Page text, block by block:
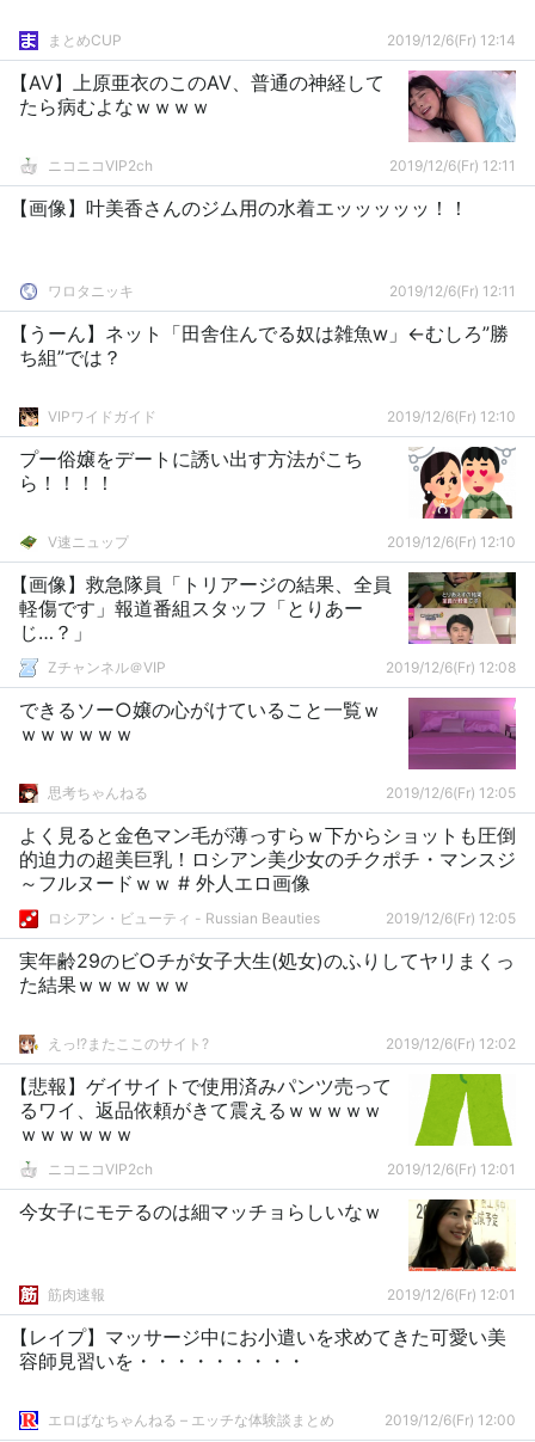
まとめCUP 2019/12/6(Fr) 12:14
【AV】上原亜衣のこのAV、普通の神経して
たら病むよなｗｗｗｗ
ニコニコVIP2ch 2019/12/6(Fr) 12:11
【画像】叶美香さんのジム用の水着エッッッッッ！！
ワロタニッキ 2019/12/6(Fr) 12:11
【うーん】ネット「田舎住んでる奴は雑魚w」←むしろ”勝
ち組”では？
VIPワイドガイド 2019/12/6(Fr) 12:10
プー俗嬢をデートに誘い出す方法がこち
ら！！！！
V速ニュップ 2019/12/6(Fr) 12:10
【画像】救急隊員「トリアージの結果、全員
軽傷です」報道番組スタッフ「とりあー
じ…？」
Zチャンネル＠VIP 2019/12/6(Fr) 12:08
できるソー○嬢の心がけていること一覧ｗ
ｗｗｗｗｗｗ
思考ちゃんねる 2019/12/6(Fr) 12:05
よく見ると金色マン毛が薄っすらｗ下からショットも圧倒
的迫力の超美巨乳！ロシアン美少女のチクポチ・マンスジ
～フルヌードｗｗ # 外人エロ画像
ロシアン・ビューティ - Russian Beauties 2019/12/6(Fr) 12:05
実年齢29のビ○チが女子大生(処女)のふりしてヤリまくっ
た結果ｗｗｗｗｗｗ
えっ!?またここのサイト? 2019/12/6(Fr) 12:02
【悲報】ゲイサイトで使用済みパンツ売って
るワイ、返品依頼がきて震えるｗｗｗｗｗ
ｗｗｗｗｗｗ
ニコニコVIP2ch 2019/12/6(Fr) 12:01
今女子にモテるのは細マッチョらしいなｗ
筋肉速報 2019/12/6(Fr) 12:01
【レイプ】マッサージ中にお小遣いを求めてきた可愛い美
容師見習いを・・・・・・・・・
エロばなちゃんねる – エッチな体験談まとめ 2019/12/6(Fr) 12:00